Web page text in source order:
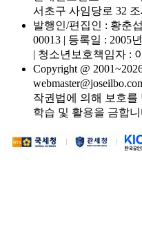
서초구 사임당로 32 조
발행인/편집인 : 황춘
00013 | 등록일 : 2005
| 청소년보호책임자 :
Copyright @
작권법에 의해 보호
학습 및 활용을 금합니